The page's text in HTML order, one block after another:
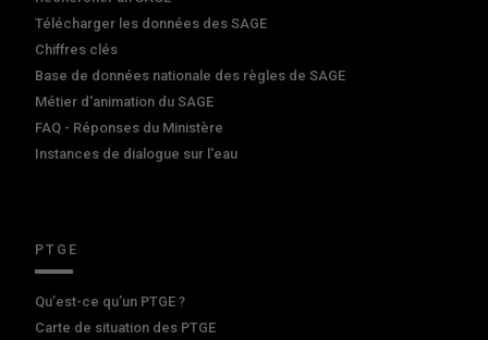
Télécharger les données des SAGE
Chiffres clés
Base de données nationale des règles de SAGE
Métier d'animation du SAGE
FAQ - Réponses du Ministère
Instances de dialogue sur l'eau
PTGE
Qu’est-ce qu’un PTGE ?
Carte de situation des PTGE